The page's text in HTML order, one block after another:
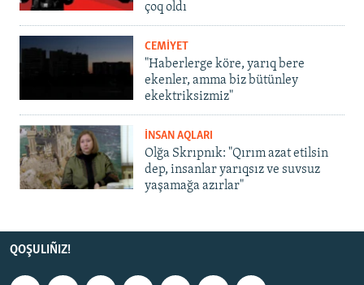
çoq oldı
CEMİYET
"Haberlerge köre, yarıq bere
ekenler, amma biz bütünley
ekektriksizmiz"
İNSAN AQLARI
Olğa Skrıpnık: "Qırım azat etilsin
dep, insanlar yarıqsız ve suvsuz
yaşamağa azırlar"
QOŞULIÑIZ!